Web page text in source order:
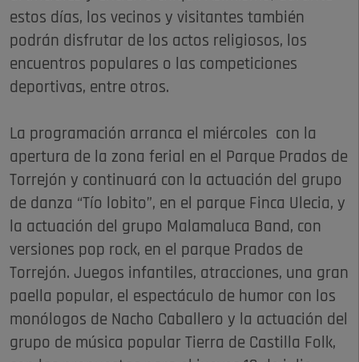
estos días, los vecinos y visitantes también
podrán disfrutar de los actos religiosos, los
encuentros populares o las competiciones
deportivas, entre otros.
La programación arranca el miércoles con la
apertura de la zona ferial en el Parque Prados de
Torrejón y continuará con la actuación del grupo
de danza “Tío lobito”, en el parque Finca Ulecia, y
la actuación del grupo Malamaluca Band, con
versiones pop rock, en el parque Prados de
Torrejón. Juegos infantiles, atracciones, una gran
paella popular, el espectáculo de humor con los
monólogos de Nacho Caballero y la actuación del
grupo de música popular Tierra de Castilla Folk,